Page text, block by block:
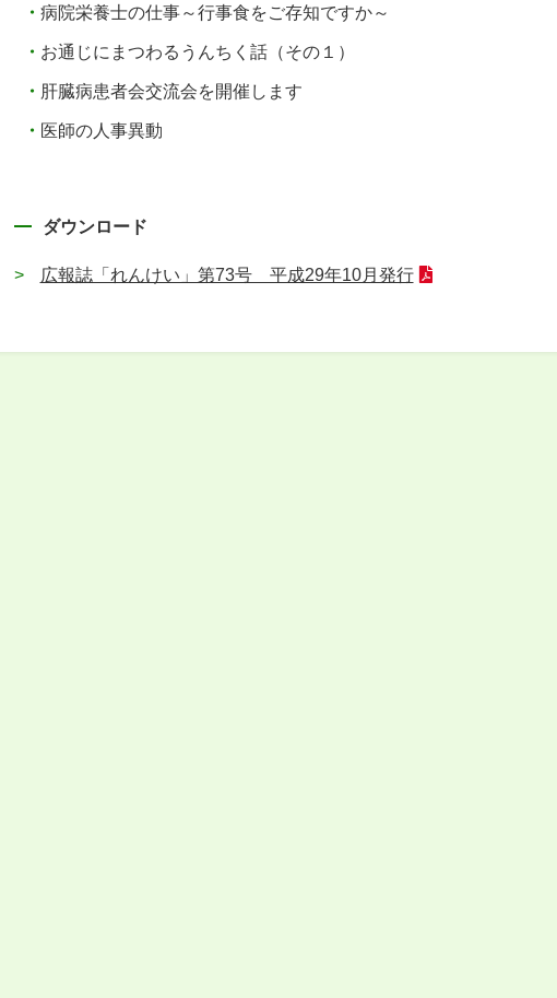
病院栄養士の仕事～行事食をご存知ですか～
お通じにまつわるうんちく話（その１）
肝臓病患者会交流会を開催します
医師の人事異動
ダウンロード
広報誌「れんけい」第73号 平成29年10月発行